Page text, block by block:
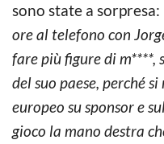
sono state a sorpresa:
ore al telefono con
fare più figure di
del suo paese, perché
europeo su sponsor e
gioco la mano destra